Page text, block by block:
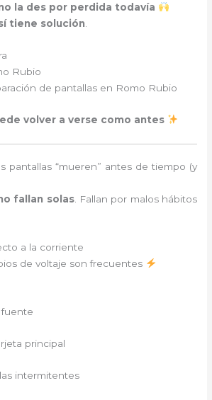
la des por perdida todavía
tiene solución
Rubio
de pantallas en Romo Rubio
volver a verse como antes
pantallas “mueren” antes de tiempo (y
fallan solas. Fallan por malos hábitos
a la corriente
de voltaje son frecuentes
fuente
principal
intermitentes